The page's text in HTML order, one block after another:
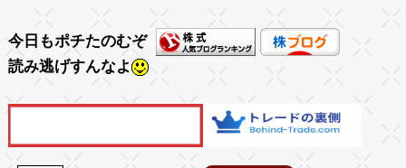
今日もポチたのむぞ
読み逃げすんなよ